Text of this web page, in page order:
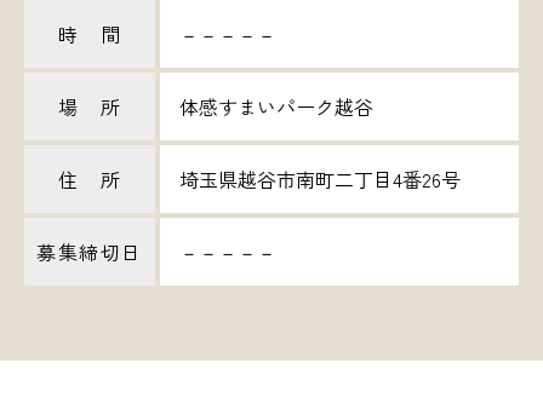
時 間 －－－－－
場 所 体感すまいパーク越谷
住 所 埼玉県越谷市南町二丁目4番26号
募集締切日 －－－－－